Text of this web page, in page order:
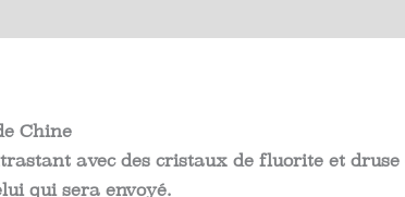
Chine
avec des cristaux de fluorite et druse
qui sera envoyé.